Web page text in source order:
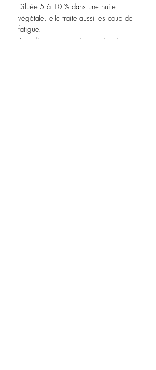
Diluée 5 à 10 % dans une huile
végétale, elle traite aussi les coup de
fatigue.
Pour dégager les voies respiratoires